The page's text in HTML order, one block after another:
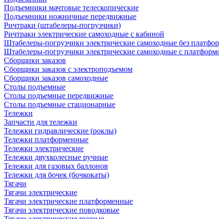
Подъемники мачтовые телескопические
Подъемники ножничные передвижные
Ричтраки (штабелеры-погрузчики)
Ричтраки электрические самоходные с кабиной
Штабелеры-погрузчики электрические самоходные без
Штабелеры-погрузчики электрические самоходные с
Сборщики заказов
Сборщики заказов с электроподъемом
Сборщики заказов самоходные
Столы подъемные
Столы подъемные передвижные
Столы подъемные стационарные
Тележки
Запчасти для тележки
Тележки гидравлические (роклы)
Тележки платформенные
Тележки электрические
Тележки двухколесные ручные
Тележки для газовых баллонов
Тележки для бочек (бочкокаты)
Тягачи
Тягачи электрические
Тягачи электрические платформенные
Тягачи электрические поводковые